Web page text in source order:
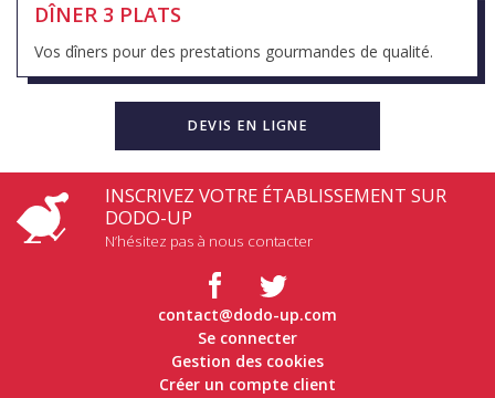
DÎNER 3 PLATS
Vos dîners pour des prestations gourmandes de qualité.
DEVIS EN LIGNE
INSCRIVEZ VOTRE ÉTABLISSEMENT SUR
DODO-UP
N’hésitez pas à nous contacter
contact@dodo-up.com
Se connecter
Gestion des cookies
Créer un compte client